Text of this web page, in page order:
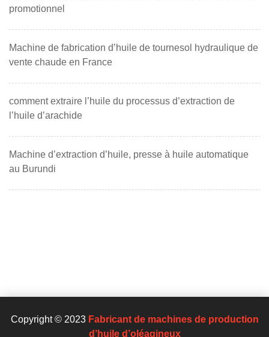
promotionnel
Machine de fabrication d’huile de tournesol hydraulique de
vente chaude en France
comment extraire l’huile du processus d’extraction de
l’huile d’arachide
Machine d’extraction d’huile, presse à huile automatique
au Burundi
Copyright © 2023 Fabricant de machines de production
d’huile d’oléagineux